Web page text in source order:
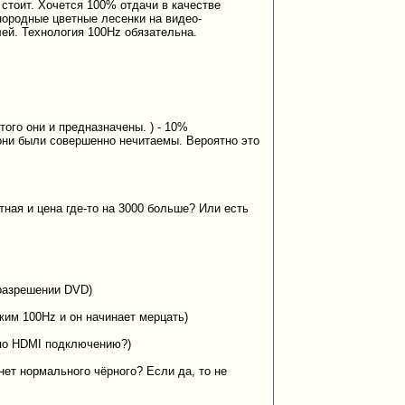
Хочется 100% отдачи в качестве
цветные лесенки на видео-
Технология 100Hz обязательна.
они и предназначены.) - 10%
были совершенно нечитаемы. Вероятно это
и цена где-то на 3000 больше? Или есть
DVD)
100Hz и он начинает мерцать)
HDMI подключению?)
нормального чёрного? Если да, то не